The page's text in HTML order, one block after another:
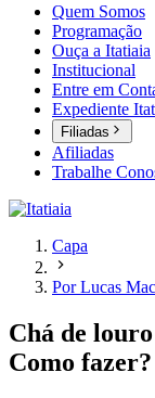
Quem Somos
Programação
Ouça a Itatiaia
Institucional
Entre em
Expediente
Filiadas
Afiliadas
Trabalhe
Capa
Por Lucas
Chá de
Como fazer?